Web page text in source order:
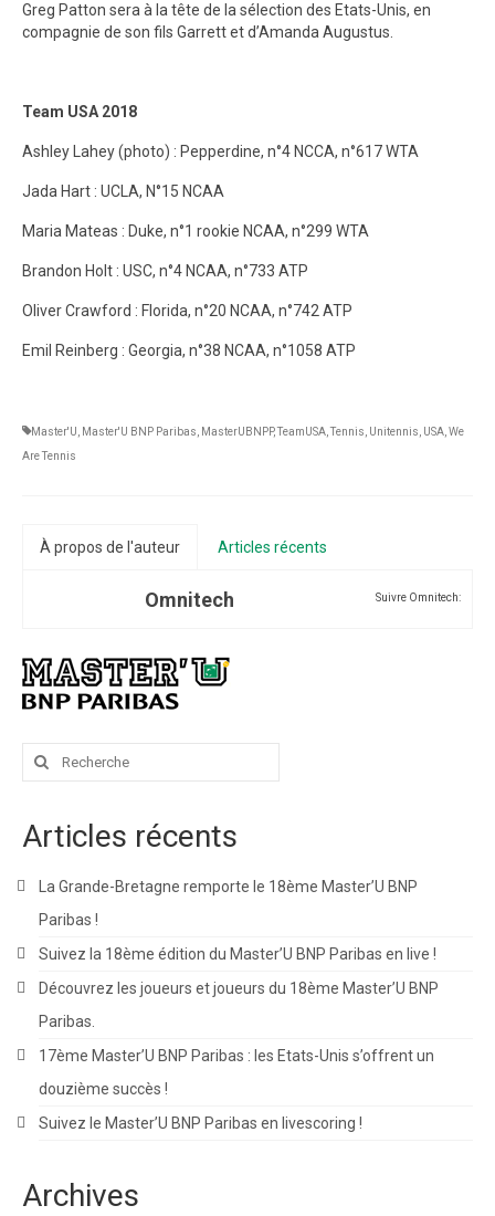
Greg Patton sera à la tête de la sélection des Etats-Unis, en
compagnie de son fils Garrett et d’Amanda Augustus.
Team USA 2018
Ashley Lahey (photo) : Pepperdine, n°4 NCCA, n°617 WTA
Jada Hart : UCLA, N°15 NCAA
Maria Mateas : Duke, n°1 rookie NCAA, n°299 WTA
Brandon Holt : USC, n°4 NCAA, n°733 ATP
Oliver Crawford : Florida, n°20 NCAA, n°742 ATP
Emil Reinberg : Georgia, n°38 NCAA, n°1058 ATP
Master'U Master'U BNP Paribas MasterUBNPP,TeamUSA ,Tennis Unitennis USA We
Are Tennis
À propos de l'auteur Articles récents
Suivre Omnitech:
Omnitech
Rechercher
Articles récents
La Grande-Bretagne remporte le 18ème Master’U BNP
Paribas !
Suivez la 18ème édition du Master’U BNP Paribas en live !
Découvrez les joueurs et joueurs du 18ème Master’U BNP
Paribas.
17ème Master’U BNP Paribas : les Etats-Unis s’offrent un
douzième succès !
Suivez le Master’U BNP Paribas en livescoring !
Archives